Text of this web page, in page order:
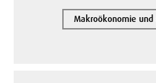
Makroökonomie